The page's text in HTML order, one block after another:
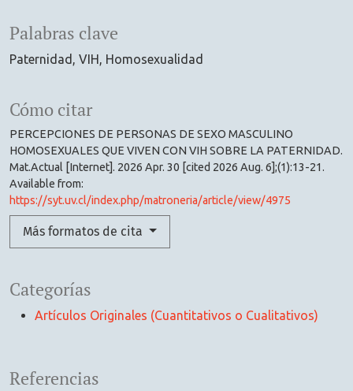
Palabras clave
Paternidad VIH Homosexualidad
Categorías
Artículos Originales (Cuantitativos o Cualitativos)
Cómo citar
PERCEPCIONES DE PERSONAS DE SEXO MASCULINO
HOMOSEXUALES QUE VIVEN CON VIH SOBRE LA PATERNIDAD.
Mat.Actual [Internet]. 2026 Apr. 30 [cited 2026 Aug. 6];(1):13-21.
Available from:
https://syt.uv.cl/index.php/matroneria/article/view/4975
Más formatos de cita
Referencias